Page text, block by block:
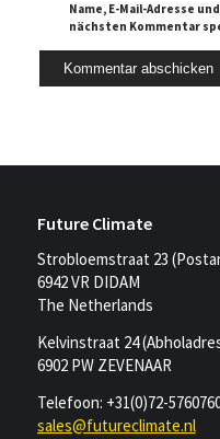
Name, E-Mail-Adresse
nächsten Kommentar
Future Climate
Strobloemstraat 23
6942 VR DIDAM
The Netherlands
Kelvinstraat 24
6902 PW ZEVENAAR
Telefoon: +31(0)72-
sales@futureclimate.nl